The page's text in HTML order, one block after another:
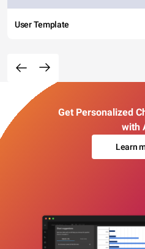
User Template
Get Personalized
with
Learn